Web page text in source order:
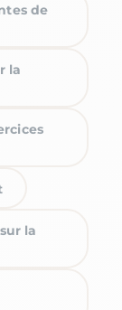
de
la
la